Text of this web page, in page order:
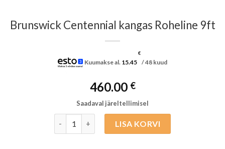
Brunswick Centennial kangas Roheline 9ft
Kuumakse al. 15.45
€
/ 48 kuud
460.00 €
Saadaval järeltellimisel
LISA KORVI